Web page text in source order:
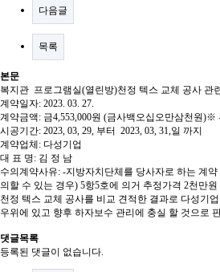
다음글
목록
본문
복지관 프로그램실(열린방)천정 텍스 교체 공사 관
계약일자: 2023. 03. 27.
계약금액: 금4,553,000원 (금사백오십오만삼천원)※
시공기간: 2023, 03, 29, 부터 2023, 03, 31,일 까지
계약업체 : 다성기업
대 표 명: 김 정 남
수의계약사유: -지방자치단체를 당사자로 하는 계약
의할 수 있는 경우) 5항5호에 의거 추정가격 2천만원
천정 텍스 교체 공사를 비교 견적한 결과로 다성기
우위에 있고 향후 하자보수 관리에 충실 할 것으로
댓글목록
등록된 댓글이 없습니다.